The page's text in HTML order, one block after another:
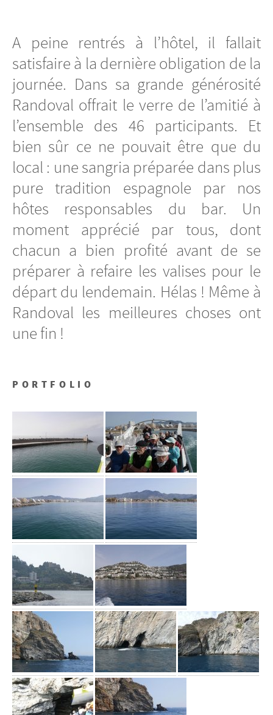
A peine rentrés à l’hôtel, il fallait
satisfaire à la dernière obligation de la
journée. Dans sa grande générosité
Randoval offrait le verre de l’amitié à
l’ensemble des 46 participants. Et
bien sûr ce ne pouvait être que du
local : une sangria préparée dans plus
pure tradition espagnole par nos
hôtes responsables du bar. Un
moment apprécié par tous, dont
chacun a bien profité avant de se
préparer à refaire les valises pour le
départ du lendemain. Hélas ! Même à
Randoval les meilleures choses ont
une fin !
PORTFOLIO